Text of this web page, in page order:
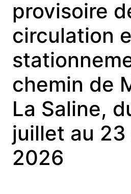
provisoire
circulation
chemin de
La Saline,
juillet au
2026